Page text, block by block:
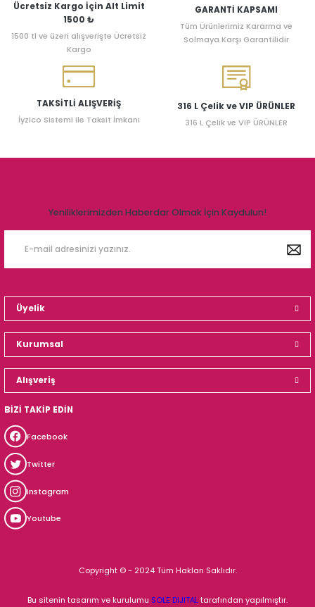
Ücretsiz Kargo İçin Alt Limit
1500 ₺
1500 tl ve üzeri alışverişte Ücretsiz
Kargo
GARANTİ KAPSAMI
Tüm Ürünlerimiz Kararma ve
Solmaya Karşı Garantilidir
TAKSİTLİ ALIŞVERİŞ
İyzico Sistemi ile Taksit İmkanı
316 L Çelik ve VIP ÜRÜNLER
316 L Çelik ve VIP ÜRÜNLER
Yeniliklerimizden Haberdar Olmak İçin Kaydulun!
Üyelik
Kurumsal
Alışveriş
BİZİ TAKİP EDİN
Facebook
Twitter
Instagram
Youtube
Copyright © - 2024 Tüm Hakları Saklıdır.
Bu sitenin tasarım ve kurulumu SOLE DIJITALtarafından yapılmıştır.